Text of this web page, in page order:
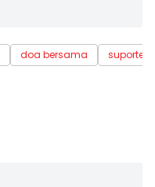
doa bersama
suporter